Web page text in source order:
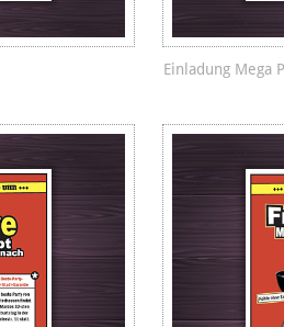
Einladung Mega